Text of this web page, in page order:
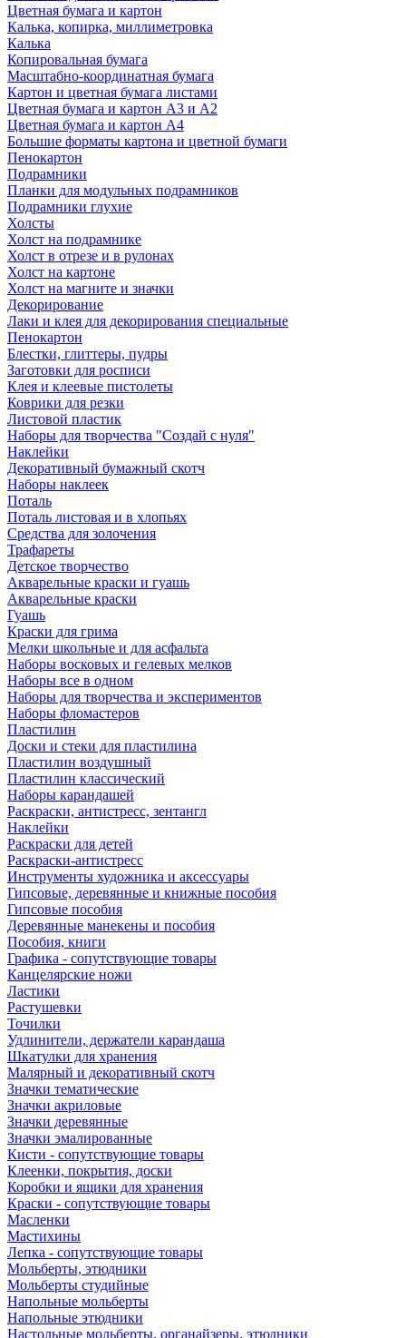
Цветная бумага и картон
Калька, копирка, миллиметровка
Калька
Копировальная бумага
Масштабно-координатная бумага
Картон и цветная бумага листами
Цветная бумага и картон А3 и А2
Цветная бумага и картон А4
Большие форматы картона и цветной бумаги
Пенокартон
Подрамники
Планки для модульных подрамников
Подрамники глухие
Холсты
Холст на подрамнике
Холст в отрезе и в рулонах
Холст на картоне
Холст на магните и значки
Декорирование
Лаки и клея для декорирования специальные
Пенокартон
Блестки, глиттеры, пудры
Заготовки для росписи
Клея и клеевые пистолеты
Коврики для резки
Листовой пластик
Наборы для творчества "Создай с нуля"
Наклейки
Декоративный бумажный скотч
Наборы наклеек
Поталь
Поталь листовая и в хлопьях
Средства для золочения
Трафареты
Детское творчество
Акварельные краски и гуашь
Акварельные краски
Гуашь
Краски для грима
Мелки школьные и для асфальта
Наборы восковых и гелевых мелков
Наборы все в одном
Наборы для творчества и экспериментов
Наборы фломастеров
Пластилин
Доски и стеки для пластилина
Пластилин воздушный
Пластилин классический
Наборы карандашей
Раскраски, антистресс, зентангл
Наклейки
Раскраски для детей
Раскраски-антистресс
Инструменты художника и аксессуары
Гипсовые, деревянные и книжные пособия
Гипсовые пособия
Деревянные манекены и пособия
Пособия, книги
Графика - сопутствующие товары
Канцелярские ножи
Ластики
Растушевки
Точилки
Удлинители, держатели карандаша
Шкатулки для хранения
Малярный и декоративный скотч
Значки тематические
Значки акриловые
Значки деревянные
Значки эмалированные
Кисти - сопутствующие товары
Клеенки, покрытия, доски
Коробки и ящики для хранения
Краски - сопутствующие товары
Масленки
Мастихины
Лепка - сопутствующие товары
Мольберты, этюдники
Мольберты студийные
Напольные мольберты
Напольные этюдники
Настольные мольберты, органайзеры, этюдники